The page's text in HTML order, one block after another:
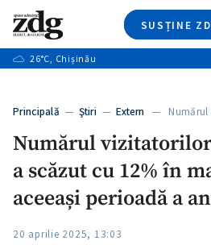
SUSȚINE
+9
+1
Caută
26°C, Chișinău
Principală — Ştiri — Extern — Numărul
Numărul
a scăzut cu 12% în
aceeași perioadă a
20 aprilie 2025, 13:03